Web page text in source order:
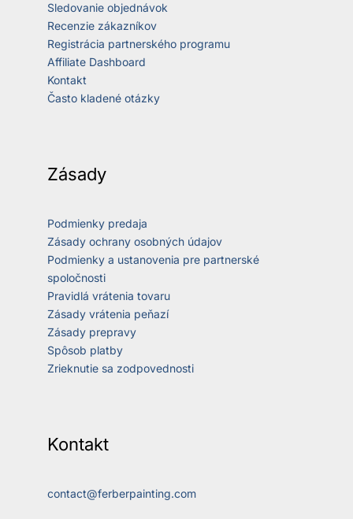
Sledovanie objednávok
Recenzie zákazníkov
Registrácia partnerského programu
Affiliate Dashboard
Kontakt
Často kladené otázky
Zásady
Podmienky predaja
Zásady ochrany osobných údajov
Podmienky a ustanovenia pre partnerské
spoločnosti
Pravidlá vrátenia tovaru
Zásady vrátenia peňazí
Zásady prepravy
Spôsob platby
Zrieknutie sa zodpovednosti
Kontakt
contact@ferberpainting.com